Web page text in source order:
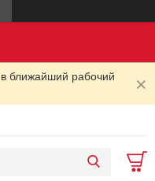
ближайший рабочий